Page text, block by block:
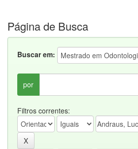
Página de Busca
Buscar em:
por
Filtros correntes: